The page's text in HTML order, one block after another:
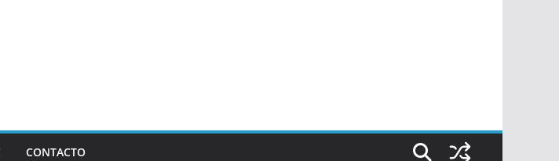
CONTACTO